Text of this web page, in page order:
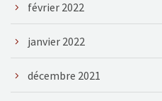
février 2022
janvier 2022
décembre 2021